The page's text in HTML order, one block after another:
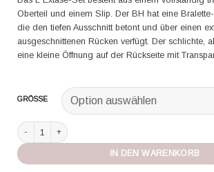
Oberteil und einem Slip. Der BH hat eine
die den tiefen Ausschnitt betont und über einen
ausgeschnittenen Rücken verfügt. Der schlichte,
eine kleine Öffnung auf der Rückseite mit
GRÖSSE
Aubade Set aus BH und Slip Onesize Boite a desir
IN DEN WARENKORB